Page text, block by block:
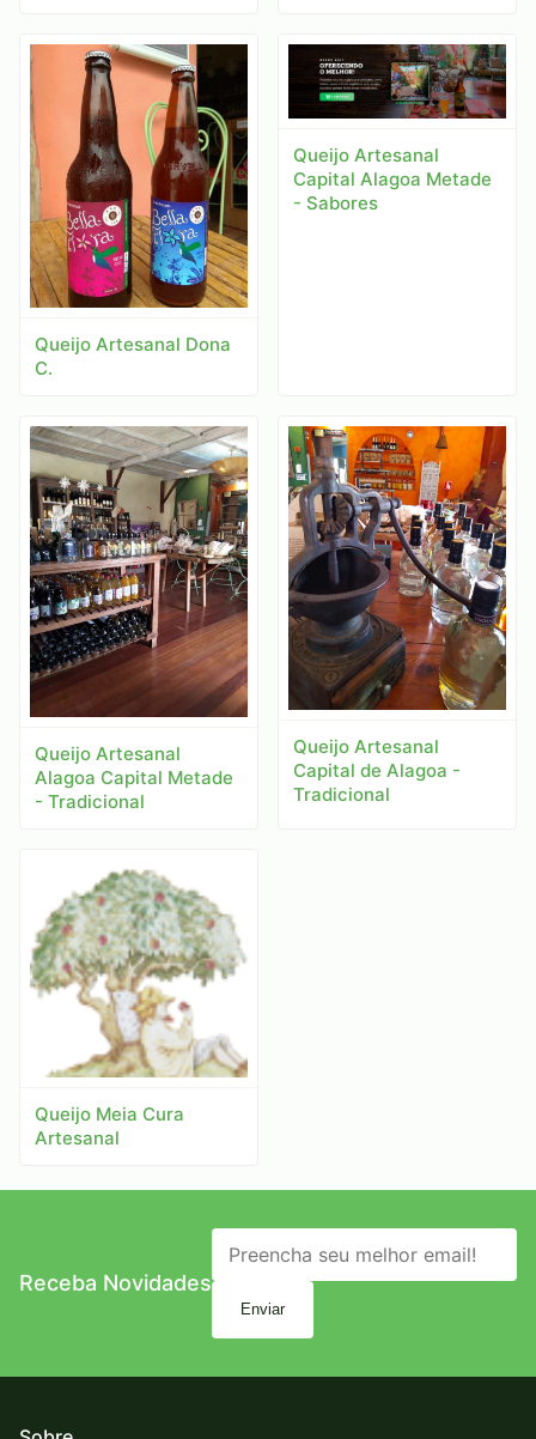
Queijo Artesanal Dona
C.
Queijo Artesanal
Capital Alagoa Metade
- Sabores
Queijo Artesanal
Alagoa Capital Metade
- Tradicional
Queijo Artesanal
Capital de Alagoa -
Tradicional
Queijo Meia Cura
Artesanal
Receba Novidades
Enviar